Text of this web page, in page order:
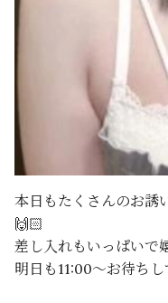
本日もたくさんのお誘
🙌🏻
差し入れもいっぱいで
明日も11:00〜お待ちし